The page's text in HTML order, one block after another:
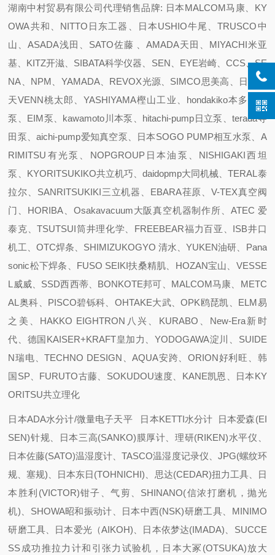
湖南中村贸易有限公司代理销售品牌: 日本MALCOM马康、KY
OWA共和、NITTO日东工器、日本USHIO牛尾、TRUSCO中
山、ASADA浅田、SATO佐藤 、AMADA天田、MIYACHI米亚
基、KITZ开滋、SIBATA科学仪器、SEN、EYE岩崎、CCS、SE
NA、NPM、YAMADA、REVOX光源、SIMCO思美高、日本阀
天VENN桃太郎、YASHIYAMA樫山工业、hondakiko本多机工
泵、EIM泵、kawamoto川本泵、hitachi-pump日立泵、terada寺
田泵、aichi-pump爱知真空泵、日本SOGO PUMP相互水泵、A
RIMITSU有光泵、NOPGROUP日本油泵、NISHIGAKI西坦
泵、KYORITSUKIKO共立机巧、daidopmp大同机械、TERAL泰
拉尔、SANRITSUKIKI三立机器、EBARA荏原、V-TEX真空阀
门、HORIBA、Osakavacuum大阪真空机器制作所、ATEC 爱
泰克、TSUTSUI筒井理化学、FREEBEAR福力百亚、ISB井口
机工、OTC焊条、SHIMIZUKOGYO 清水、YUKEN油研、Pana
sonic松下焊条、FUSO SEIKI扶桑精肌、HOZAN宝山、VESSE
L威威、SSD西西蒂、BONKOTE邦可、MALCOM马康、METC
AL奥科、PISCO碧铄科、OHTAKE大武、OPK鸥琵凯、ELM易
之美、HAKKO EIGHTRON八兴、KURABO、New-Era新时
代、德国KAISER+KRAFT皇加力、YODOGAWA淀川、SUIDE
N瑞电、TECHNO DESIGN、AQUA安跨、ORION好利旺、韩
国SP、FURUTO古藤、SOKUDOU速度、KANE凯恩、日本KY
ORITSU共立理化
日本ADA水分计/微量电子天平 日本KETTI水分计 日本爱森(EI
SEN)针规、日本三高(SANKO)膜厚计、理研(RIKEN)水平仪、
日本佐藤(SATO)温湿度计、TASCO温湿度记录仪、JPG(螺纹环
规、塞规)、日本东日(TOHNICHI)、思达(CEDAR)扭力工具、日
本胜利(VICTOR)钳子、气剪、SHINANO(信浓打磨机，抛光
机)、SHOWA昭和振动计、日本中西(NSK)研磨工具、MINIMO
研磨工具、日本爱光（AIKOH)、日本依梦达(IMADA)、SUCCE
SS成功推拉力计和引张力试验机，日本大冢(OTSUKA)放大